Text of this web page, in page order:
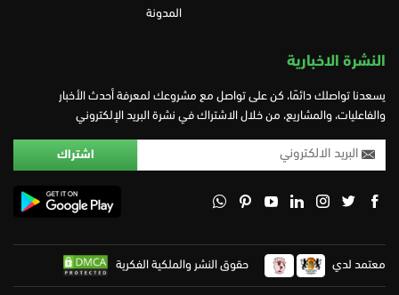
المدونة
النشرة الاخبارية
يسعدنا تواصلك دائمًا، كن على تواصل مع مشروعك لمعرفة أحدث الأخبار
والفاعليات، والمشاريع، من خلال الاشتراك في نشرة البريد الإلكتروني
معتمد لدي حقوق النشر والملكية الفكرية